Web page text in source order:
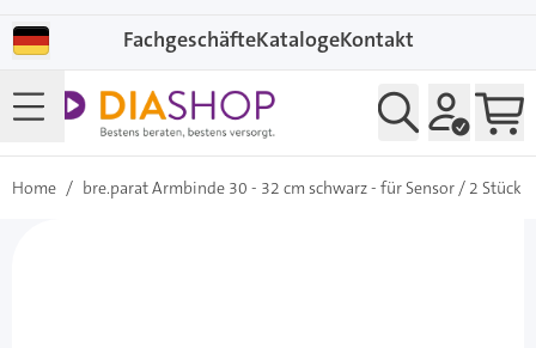
FachgeschäfteKatalogeKontakt
Home / bre.parat Armbinde 30 - 32 cm schwarz - für Sensor / 2 Stück